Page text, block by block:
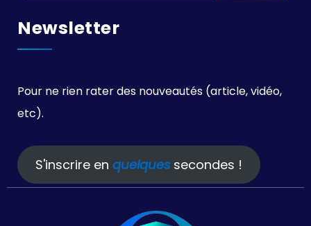
Newsletter
Pour ne rien rater des nouveautés (article, vidéo,
etc).
S'inscrire en quelques secondes !